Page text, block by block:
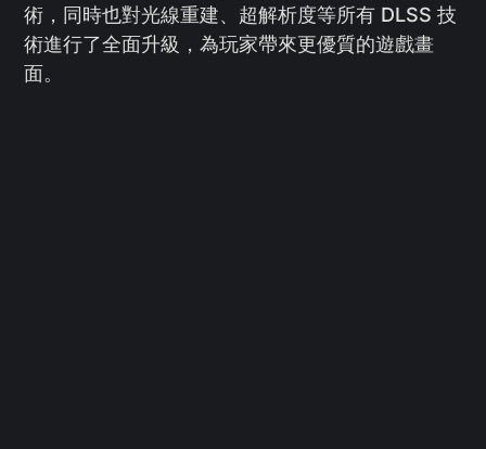
術，同時也對光線重建、超解析度等所有 DLSS 技
術進行了全面升級，為玩家帶來更優質的遊戲畫
面。